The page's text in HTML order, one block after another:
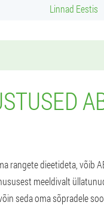
Linnad Eestis
rangete dieetideta, võib
meeldivalt
seda oma sõpradele